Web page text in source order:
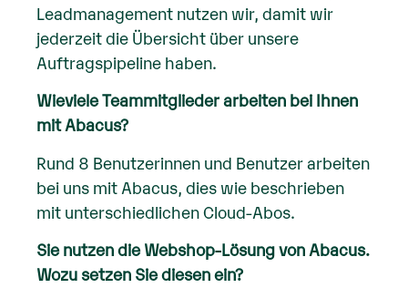
Leadmanagement nutzen wir, damit wir
jederzeit die Übersicht über unsere
Auftragspipeline haben.
Wieviele Teammitglieder arbeiten bei Ihnen
mit Abacus?
Rund 8 Benutzerinnen und Benutzer arbeiten
bei uns mit Abacus, dies wie beschrieben
mit unterschiedlichen Cloud-Abos.
Sie nutzen die Webshop-Lösung von Abacus.
Wozu setzen Sie diesen ein?